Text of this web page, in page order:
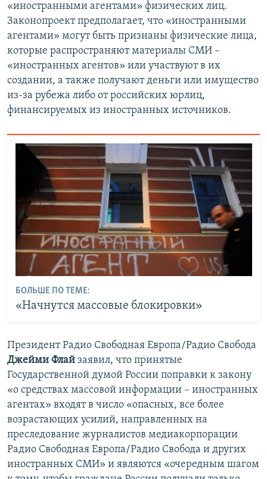
«иностранными агентами» физических лиц.
Законопроект предполагает, что «иностранными
агентами» могут быть признаны физические лица,
которые распространяют материалы СМИ –
«иностранных агентов» или участвуют в их
создании, а также получают деньги или имущество
из‑за рубежа либо от российских юрлиц,
финансируемых из иностранных источников.
БОЛЬШЕ ПО ТЕМЕ:
«Начнутся массовые блокировки»
Президент Радио Свободная Европа/Радио Свобода
Джейми Флай заявил, что принятые
Государственной думой России поправки к закону
«о средствах массовой информации – иностранных
агентах» входят в число «опасных, все более
возрастающих усилий, направленных на
преследование журналистов медиакорпорации
Радио Свободная Европа/Радио Свобода и других
иностранных СМИ» и являются «очередным шагом